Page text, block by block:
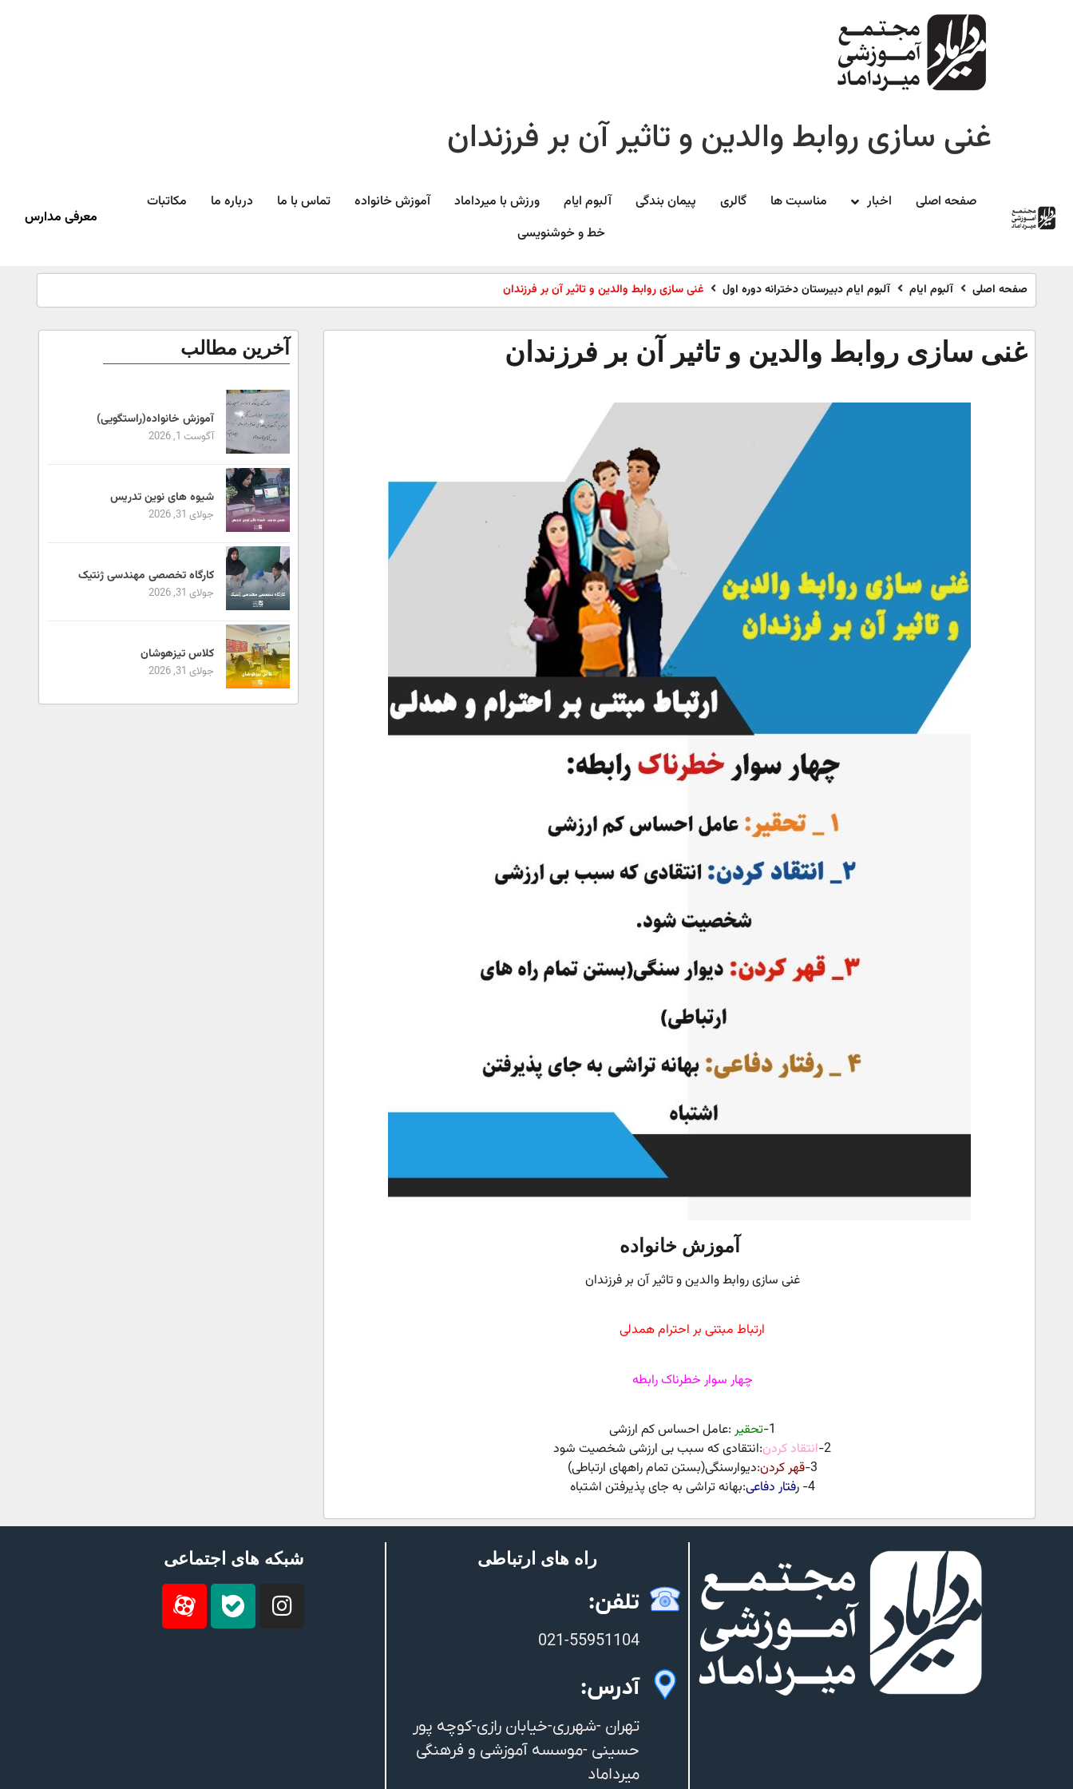
غنی سازی روابط والدین و تاثیر آن بر فرزندان
صفحه اصلی اخبار مناسبت ها گالری پیمان بندگی آلبوم ایام ورزش با میرداماد​ آموزش خانواده تماس با ما درباره ما
مکاتبات
خط و خوشنویسی
معرفی مدارس
صفحه اصلی آلبوم ایام آلبوم ایام دبیرستان دخترانه دوره اول غنی سازی روابط والدین و تاثیر آن بر فرزندان
غنی سازی روابط والدین و تاثیر آن بر فرزندان
آموزش خانواده
غنی سازی روابط والدین و تاثیر آن بر فرزندان
ارتباط مبتنی بر احترام همدلی
چهار سوار خطرناک رابطه
1- تحقیر :عامل احساس کم ارزشی
2- انتقاد کردن:انتقادی که سبب بی ارزشی شخصیت شود
3- قهر کردن:دیوارسنگی(بستن تمام راههای ارتباطی)
4- ر
فتار دفاعی:بهانه تراشی به جای پذیرفتن اشتباه
آخرین مطالب
آموزش خانواده(راستگویی)
آگوست 1, 2026
شیوه های نوین تدریس
جولای 31, 2026
کارگاه تخصصی مهندسی ژنتیک
جولای 31, 2026
کلاس تیزهوشان
جولای 31, 2026
راه های ارتباطی
تلفن:
021-55951104
آدرس:
تهران -شهرری-خیابان رازی-کوچه پور
حسینی -موسسه آموزشی و فرهنگی
میرداماد
شبکه های اجتماعی